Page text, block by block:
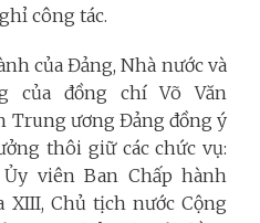
công tác.
của Đảng, Nhà nước và
của đồng chí Võ Văn
Trung ương Đảng đồng ý
thôi giữ các chức vụ:
viên Ban Chấp hành
Chủ tịch nước Cộng